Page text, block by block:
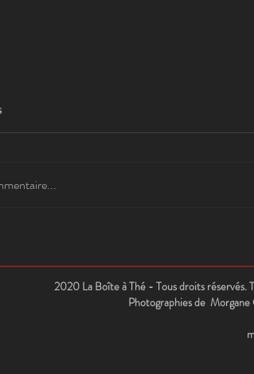
2020 La Boîte à Thé - Tous droits réservés.
Photographies de